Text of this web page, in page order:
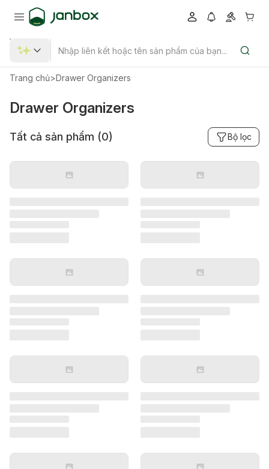
Trang chủ>Drawer Organizers
Drawer Organizers
Tất cả sản phẩm (0) Bộ lọc